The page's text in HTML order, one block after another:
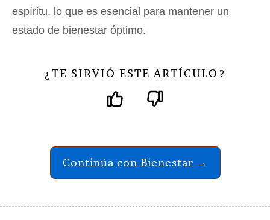
espíritu, lo que es esencial para mantener un
estado de bienestar óptimo.
¿ TE SIRVIÓ ESTE ARTÍCULO ?
Continúa con Bienestar →